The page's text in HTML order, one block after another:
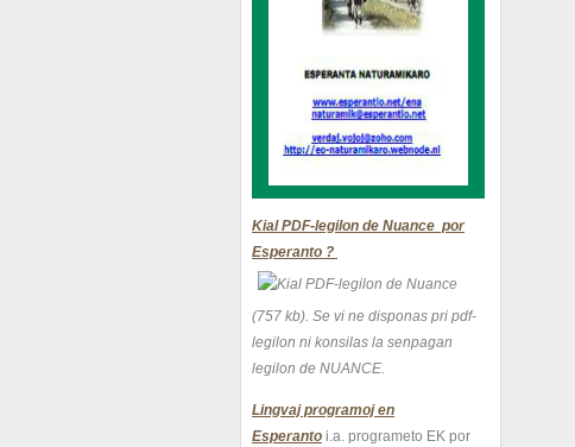
Kial PDF-legilon de Nuance por
Esperanto ?
(757 kb). Se vi ne disponas pri pdf-
legilon ni konsilas la senpagan
legilon de NUANCE.
Lingvaj programoj en
Esperanto i.a. programeto EK por